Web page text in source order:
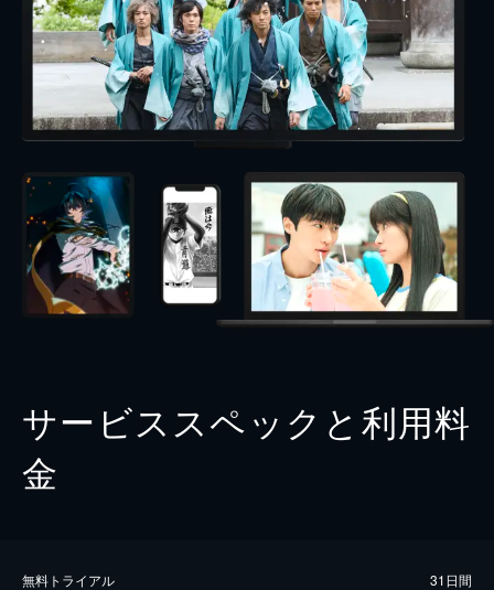
サービススペックと利用料
金
無料トライアル 31日間